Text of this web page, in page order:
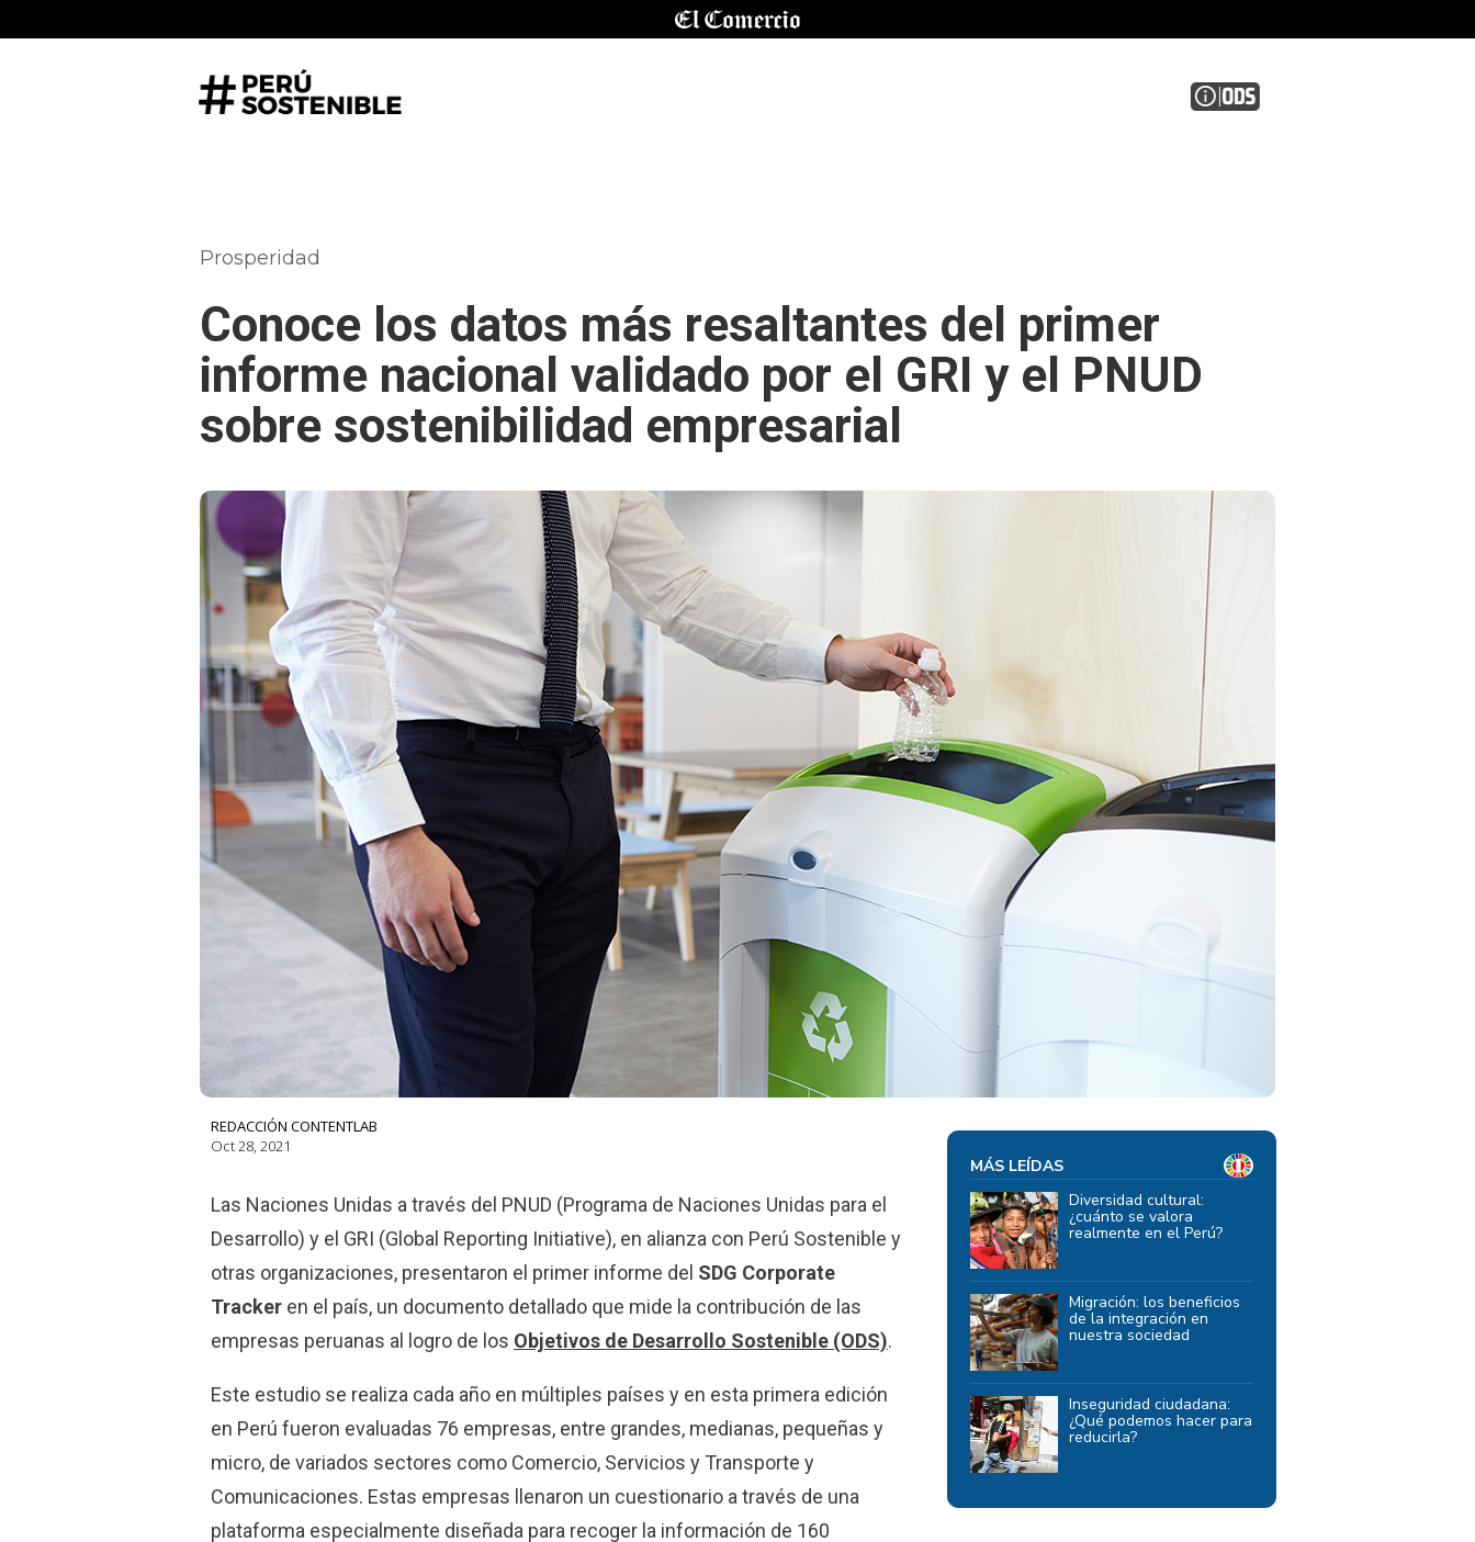
Prosperidad
Conoce los datos más resaltantes del primer
informe nacional validado por el GRI y el PNUD
sobre sostenibilidad empresarial
REDACCIÓN CONTENTLAB
Oct 28, 2021
Las Naciones Unidas a través del PNUD (Programa de Naciones Unidas para el
Desarrollo) y el GRI (Global Reporting Initiative), en alianza con Perú Sostenible y
otras organizaciones, presentaron el primer informe del SDG Corporate
Tracker en el país, un documento detallado que mide la contribución de las
empresas peruanas al logro de los Objetivos de Desarrollo Sostenible (ODS).
Este estudio se realiza cada año en múltiples países y en esta primera edición
en Perú fueron evaluadas 76 empresas, entre grandes, medianas, pequeñas y
micro, de variados sectores como Comercio, Servicios y Transporte y
Comunicaciones. Estas empresas llenaron un cuestionario a través de una
plataforma especialmente diseñada para recoger la información de 160
MÁS LEÍDAS
Diversidad cultural:
¿cuánto se valora
realmente en el Perú?
Migración: los beneficios
de la integración en
nuestra sociedad
Inseguridad ciudadana:
¿Qué podemos hacer para
reducirla?